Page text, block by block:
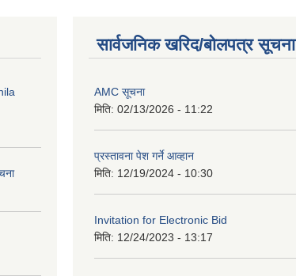
सार्वजनिक खरिद/बोलपत्र सूचना
AMC सूचना
मिति: 02/13/2026 - 11:22
प्रस्तावना पेश गर्ने आव्हान
मिति: 12/19/2024 - 10:30
Invitation for Electronic Bid
मिति: 12/24/2023 - 13:17